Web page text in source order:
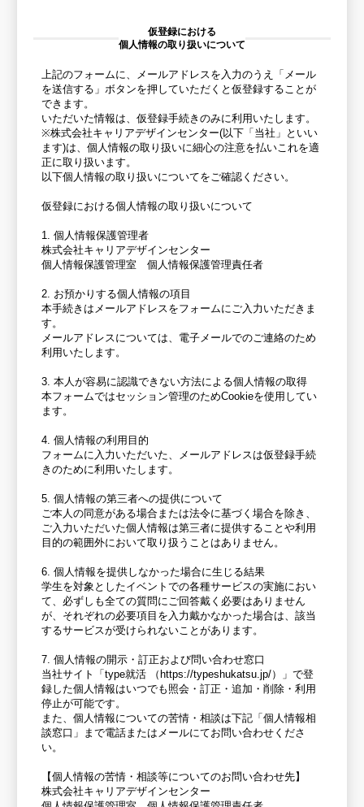
仮登録における
個人情報の取り扱いについて
上記のフォームに、メールアドレスを入力のうえ「メール
を送信する」ボタンを押していただくと仮登録することが
できます。
いただいた情報は、仮登録手続きのみに利用いたします。
※株式会社キャリアデザインセンター(以下「当社」といい
ます)は、個人情報の取り扱いに細心の注意を払いこれを適
正に取り扱います。
以下個人情報の取り扱いについてをご確認ください。
仮登録における個人情報の取り扱いについて
1. 個人情報保護管理者
株式会社キャリアデザインセンター
個人情報保護管理室 個人情報保護管理責任者
2. お預かりする個人情報の項目
本手続きはメールアドレスをフォームにご入力いただきま
す。
メールアドレスについては、電子メールでのご連絡のため
利用いたします。
3. 本人が容易に認識できない方法による個人情報の取得
本フォームではセッション管理のためCookieを使用してい
ます。
4. 個人情報の利用目的
フォームに入力いただいた、メールアドレスは仮登録手続
きのために利用いたします。
5. 個人情報の第三者への提供について
ご本人の同意がある場合または法令に基づく場合を除き、
ご入力いただいた個人情報は第三者に提供することや利用
目的の範囲外において取り扱うことはありません。
6. 個人情報を提供しなかった場合に生じる結果
学生を対象としたイベントでの各種サービスの実施におい
て、必ずしも全ての質問にご回答戴く必要はありません
が、それぞれの必要項目を入力戴かなかった場合は、該当
するサービスが受けられないことがあります。
7. 個人情報の開示・訂正および問い合わせ窓口
当社サイト「type就活 （https://typeshukatsu.jp/）」で登
録した個人情報はいつでも照会・訂正・追加・削除・利用
停止が可能です。
また、個人情報についての苦情・相談は下記「個人情報相
談窓口」まで電話またはメールにてお問い合わせくださ
い。
【個人情報の苦情・相談等についてのお問い合わせ先】
株式会社キャリアデザインセンター